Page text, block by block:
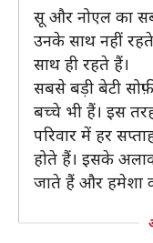
सू और नोएल का
उनके साथ नहीं
साथ ही रहते हैं।
सबसे बड़ी बेटी
बच्चे भी हैं। इस
परिवार में हर
होते हैं। इसके
जाते हैं और हमेशा